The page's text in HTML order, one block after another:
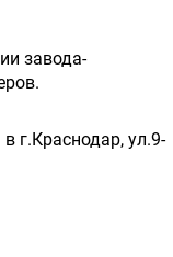
завода-
г.Краснодар, ул.9-